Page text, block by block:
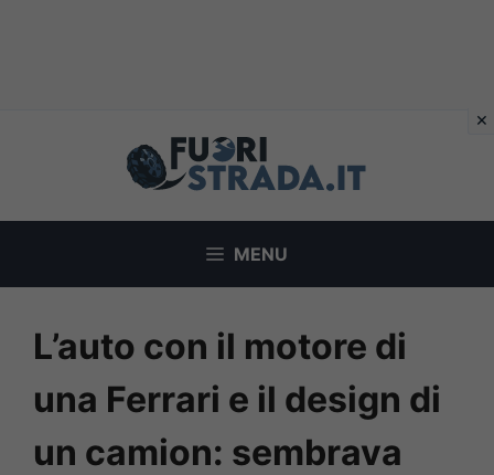
MENU
L’auto con il motore di
una Ferrari e il design di
un camion: sembrava